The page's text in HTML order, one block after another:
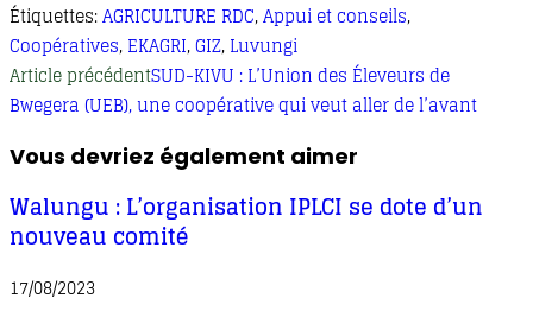
Étiquettes:AGRICULTURE RDC,Appui et conseils,
Coopératives, EKAGRI,GIZ, Luvungi
Read
more
articles
Article précédentSUD-KIVU : L’Union des Éleveurs de
Bwegera (UEB), une coopérative qui veut aller de l’avant
Vous devriez également aimer
Walungu : L’organisation IPLCI se dote d’un
nouveau comité
17/08/2023